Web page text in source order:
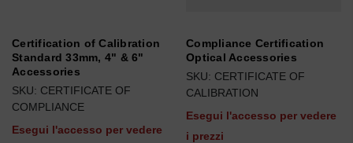
Certification of Calibration
Standard 33mm, 4" & 6"
Accessories
SKU: CERTIFICATE OF
COMPLIANCE
Esegui l'accesso per vedere
Compliance Certification
Optical Accessories
SKU: CERTIFICATE OF
CALIBRATION
Esegui l'accesso per vedere
i prezzi